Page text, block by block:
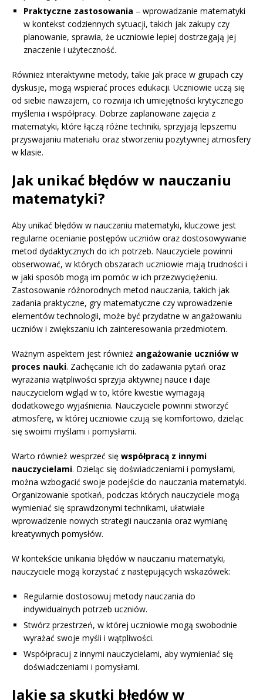
Praktyczne zastosowania – wprowadzanie matematyki
w kontekst codziennych sytuacji, takich jak zakupy czy
planowanie, sprawia, że uczniowie lepiej dostrzegają jej
znaczenie i użyteczność.
Również interaktywne metody, takie jak prace w grupach czy
dyskusje, mogą wspierać proces edukacji. Uczniowie uczą się
od siebie nawzajem, co rozwija ich umiejętności krytycznego
myślenia i współpracy. Dobrze zaplanowane zajęcia z
matematyki, które łączą różne techniki, sprzyjają lepszemu
przyswajaniu materiału oraz stworzeniu pozytywnej atmosfery
w klasie.
Jak unikać błędów w nauczaniu
matematyki?
Aby unikać błędów w nauczaniu matematyki, kluczowe jest
regularne ocenianie postępów uczniów oraz dostosowywanie
metod dydaktycznych do ich potrzeb. Nauczyciele powinni
obserwować, w których obszarach uczniowie mają trudności i
w jaki sposób mogą im pomóc w ich przezwyciężeniu.
Zastosowanie różnorodnych metod nauczania, takich jak
zadania praktyczne, gry matematyczne czy wprowadzenie
elementów technologii, może być przydatne w angażowaniu
uczniów i zwiększaniu ich zainteresowania przedmiotem.
Ważnym aspektem jest również angażowanie uczniów w
proces nauki. Zachęcanie ich do zadawania pytań oraz
wyrażania wątpliwości sprzyja aktywnej nauce i daje
nauczycielom wgląd w to, które kwestie wymagają
dodatkowego wyjaśnienia. Nauczyciele powinni stworzyć
atmosferę, w której uczniowie czują się komfortowo, dzieląc
się swoimi myślami i pomysłami.
Warto również wesprzeć się współpracą z innymi
nauczycielami. Dzieląc się doświadczeniami i pomysłami,
można wzbogacić swoje podejście do nauczania matematyki.
Organizowanie spotkań, podczas których nauczyciele mogą
wymieniać się sprawdzonymi technikami, ułatwiałe
wprowadzenie nowych strategii nauczania oraz wymianę
kreatywnych pomysłów.
W kontekście unikania błędów w nauczaniu matematyki,
nauczyciele mogą korzystać z następujących wskazówek:
Regularnie dostosowuj metody nauczania do
indywidualnych potrzeb uczniów.
Stwórz przestrzeń, w której uczniowie mogą swobodnie
wyrażać swoje myśli i wątpliwości.
Współpracuj z innymi nauczycielami, aby wymieniać się
doświadczeniami i pomysłami.
Jakie są skutki błędów w